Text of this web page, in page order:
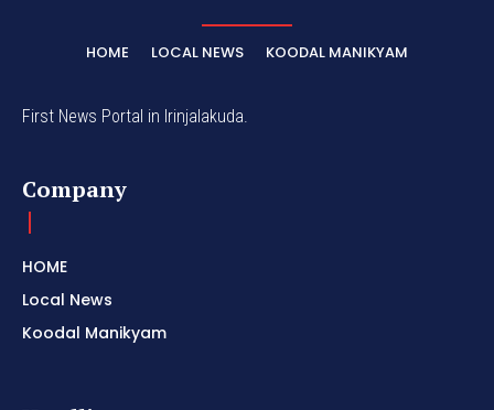
HOME LOCAL NEWS KOODAL MANIKYAM
First News Portal in Irinjalakuda.
Company
HOME
Local News
Koodal Manikyam